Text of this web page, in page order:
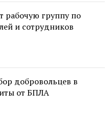
рабочую группу по
и сотрудников
добровольцев в
от БПЛА